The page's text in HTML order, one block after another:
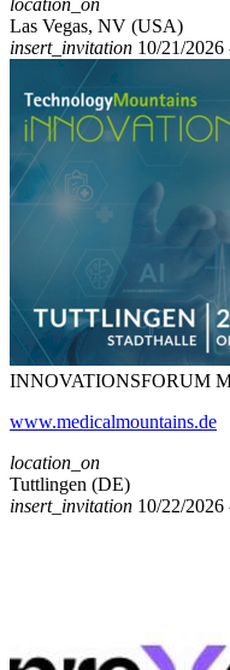
location_on
Las Vegas, NV (USA)
insert_invitation 10/21/2026
INNOVATIONSFORUM
www.medicalmountains.de
location_on
Tuttlingen (DE)
insert_invitation 10/22/2026